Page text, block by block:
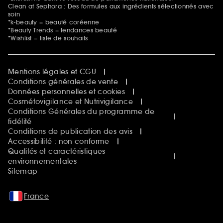
Clean at Sephora : Des formules aux ingrédients sélectionnés avec
soin
*k-beauty = beauté coréenne
*Beauty Trends = tendances beauté
*Wishlist = liste de souhaits
Mentions légales et CGU
Conditions générales de vente
Données personnelles et cookies
Cosmétovigilance et Nutrivigilance
Conditions Générales du programme de
fidélité
Conditions de publication des avis
Accessibilité : non conforme
Qualités et caractéristiques
environnementales
Sitemap
France